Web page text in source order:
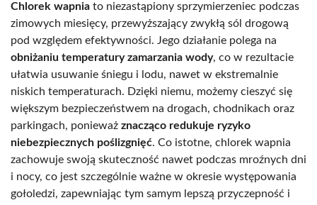
Chlorek wapnia to niezastąpiony sprzymierzeniec podczas
zimowych miesięcy, przewyższający zwykłą sól drogową
pod względem efektywności. Jego działanie polega na
obniżaniu temperatury zamarzania wody, co w rezultacie
ułatwia usuwanie śniegu i lodu, nawet w ekstremalnie
niskich temperaturach. Dzięki niemu, możemy cieszyć się
większym bezpieczeństwem na drogach, chodnikach oraz
parkingach, ponieważ znacząco redukuje ryzyko
niebezpiecznych poślizgnięć. Co istotne, chlorek wapnia
zachowuje swoją skuteczność nawet podczas mroźnych dni
i nocy, co jest szczególnie ważne w okresie występowania
gołoledzi, zapewniając tym samym lepszą przyczepność i